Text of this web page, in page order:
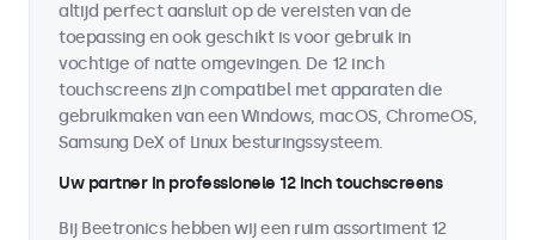
altijd perfect aansluit op de vereisten van de
toepassing en ook geschikt is voor gebruik in
vochtige of natte omgevingen. De 12 inch
touchscreens zijn compatibel met apparaten die
gebruikmaken van een Windows, macOS, ChromeOS,
Samsung DeX of Linux besturingssysteem.
Uw partner in professionele 12 inch touchscreens
Bij Beetronics hebben wij een ruim assortiment 12